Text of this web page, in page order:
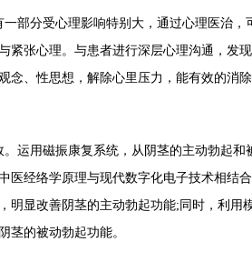
分受心理影响特别大，通过心理医治，
紧张心理。与患者进行深层心理沟通，发
念、性思想，解除心里压力，能有效的消
用磁振康复系统，从阴茎的主动勃起和
医经络学原理与现代数字化电子技术相结
明显改善阴茎的主动勃起功能;同时，利用
茎的被动勃起功能。